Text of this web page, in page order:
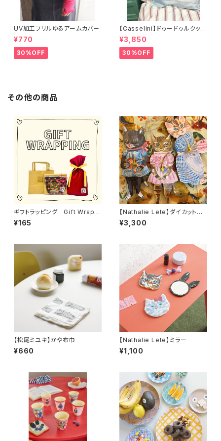
UV加工フリルゆるアームカバー
¥770
30%OFF
【Casselini】ドゥードゥルクッシ
ョンカバー
¥3,850
30%OFF
その他の商品
ギフトラッピング Gift Wrappi
ng
¥165
【Nathalie Lete】ダイカットク
ロック
¥3,300
【松尾ミユキ】かや布巾
¥660
【Nathalie Lete】ミラー
¥1,100